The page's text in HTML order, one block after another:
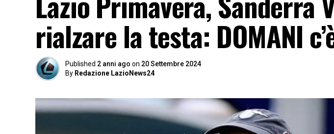
rialzare la testa: DOMANI
Published 2 anni ago on 20 Settembre 2024
By Redazione LazioNews24